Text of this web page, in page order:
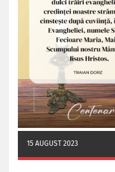
15 AUGUST 2023